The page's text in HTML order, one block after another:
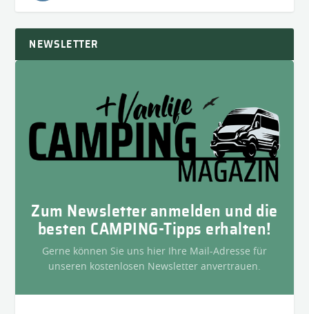
NEWSLETTER
Zum Newsletter anmelden und die
besten CAMPING-Tipps erhalten!
Gerne können Sie uns hier Ihre Mail-Adresse für
unseren kostenlosen Newsletter anvertrauen.